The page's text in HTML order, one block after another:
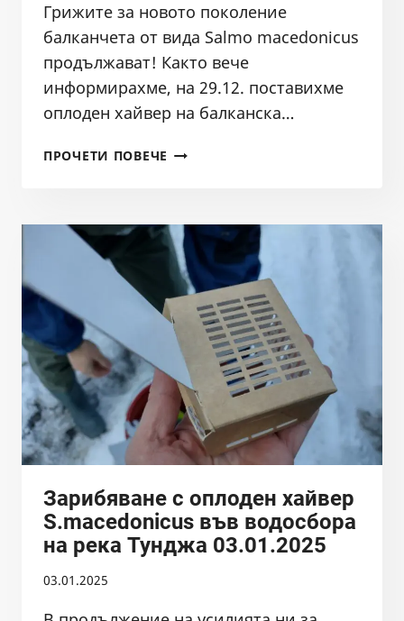
Грижите за новото поколение
балканчета от вида Salmo macedonicus
продължават! Както вече
информирахме, на 29.12. поставихме
оплоден хайвер на балканска…
ПРОЧЕТИ ПОВЕЧЕ ПРОВЕРКА
С
ХАЙВЕР
ОТ
SALMO
MACEDONICUS
18.01.2025
Зарибяване с оплоден хайвер
S.macedonicus във водосбора
на река Тунджа 03.01.2025
03.01.2025